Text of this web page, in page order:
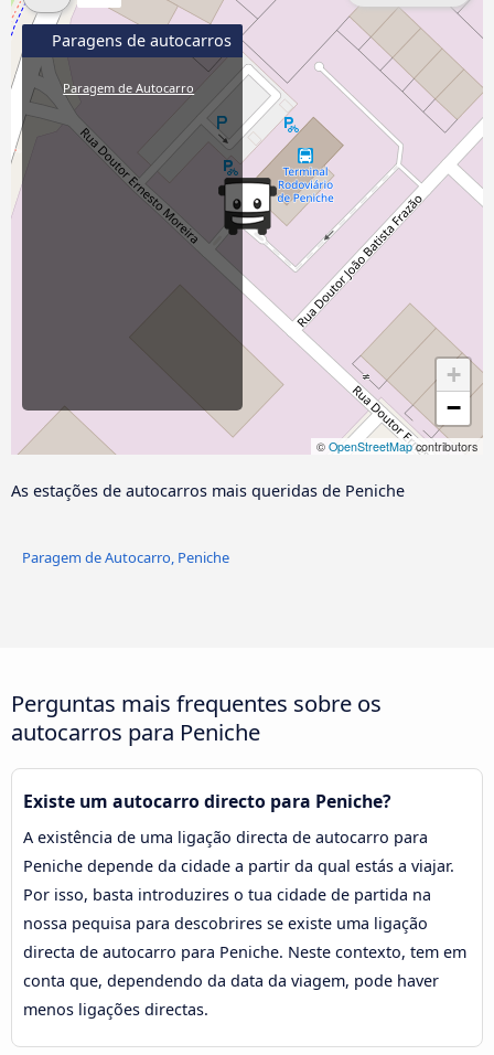
+
−
© OpenStreetMapcontributors
Paragens de autocarros
Paragem de Autocarro
As estações de autocarros mais queridas de Peniche
Paragem de Autocarro, Peniche
Perguntas mais frequentes sobre os
autocarros para Peniche
Existe um autocarro directo para Peniche?
A existência de uma ligação directa de autocarro para
Peniche depende da cidade a partir da qual estás a viajar.
Por isso, basta introduzires o tua cidade de partida na
nossa pequisa para descobrires se existe uma ligação
directa de autocarro para Peniche. Neste contexto, tem em
conta que, dependendo da data da viagem, pode haver
menos ligações directas.